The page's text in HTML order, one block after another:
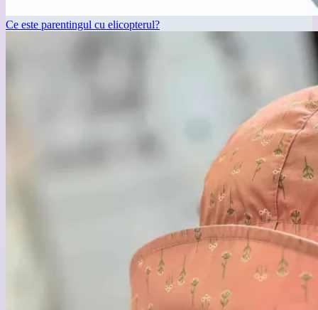
Ce este parentingul cu elicopterul?